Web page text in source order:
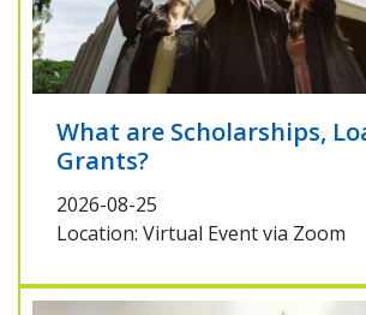
What are Scholarships,
Grants?
2026-08-25
Location: Virtual Event via Zoom